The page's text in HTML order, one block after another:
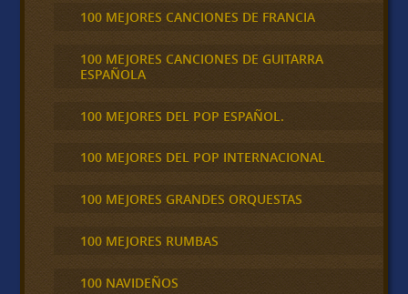
100 MEJORES CANCIONES DE FRANCIA
100 MEJORES CANCIONES DE GUITARRA
ESPAÑOLA
100 MEJORES DEL POP ESPAÑOL.
100 MEJORES DEL POP INTERNACIONAL
100 MEJORES GRANDES ORQUESTAS
100 MEJORES RUMBAS
100 NAVIDEÑOS